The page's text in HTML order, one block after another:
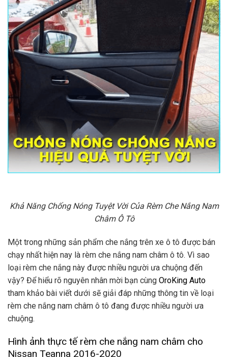
Khả Năng Chống Nóng Tuyệt Vời Của Rèm Che Nắng Nam
Châm Ô Tô
Một trong những sản phẩm che nắng trên xe ô tô được bán
chạy nhất hiện nay là rèm che nắng nam châm ô tô. Vì sao
loại rèm che nắng này được nhiều người ưa chuộng đến
vậy? Để hiểu rõ nguyên nhân mời bạn cùng OroKing Auto
tham khảo bài viết dưới sẽ giải đáp những thông tin về loại
rèm che nắng nam châm ô tô đang được nhiều người ưa
chuộng.
Hình ảnh thực tế rèm che nắng nam châm cho
Nissan Teanna 2016-2020